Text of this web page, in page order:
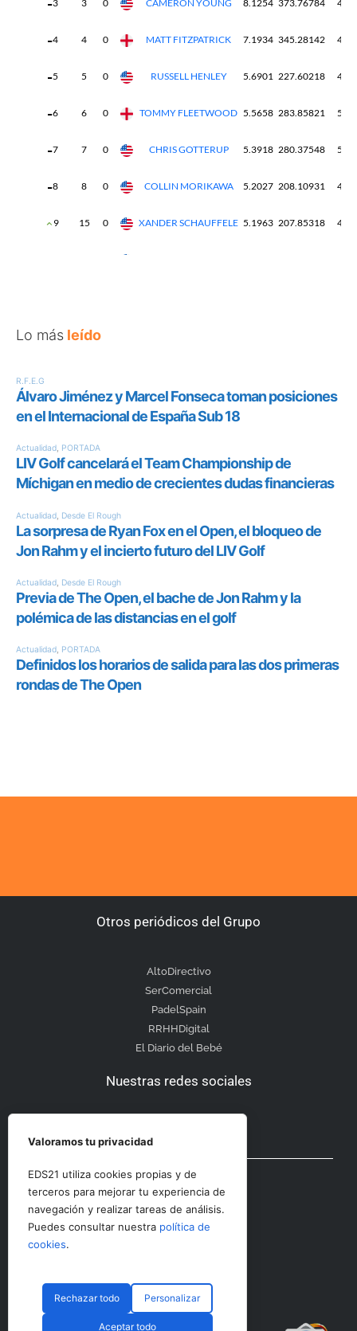
Lo más leído
Otros periódicos del Grupo
AltoDirectivo
SerComercial
PadelSpain
RRHHDigital
El Diario del Bebé
Nuestras redes sociales
Otras secciones
Contacto
© CopyRight 2023 RRHHDigital
Valoramos tu privacidad
EDS21 utiliza cookies propias y de
terceros para mejorar tu experiencia de
navegación y realizar tareas de análisis.
Puedes consultar nuestra política de
cookies.
Rechazar todo Personalizar
Aceptar todo